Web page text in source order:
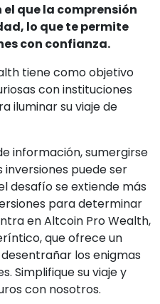
el que la comprensión
lo que te permite
con confianza.
tiene como objetivo
con instituciones
iluminar su viaje de
información, sumergirse
inversiones puede ser
desafío se extiende más
para determinar
en Altcoin Pro Wealth,
que ofrece un
los enigmas
Simplifique su viaje y
con nosotros.